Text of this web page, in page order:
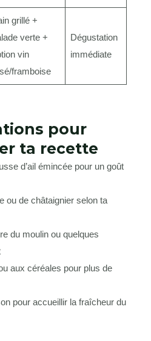
grillé +
verte +
vin
framboise
Dégustation
immédiate
pour
ta recette
d’ail émincée pour un goût
ou de châtaignier selon ta
du moulin ou quelques
aux céréales pour plus de
pour accueillir la fraîcheur du